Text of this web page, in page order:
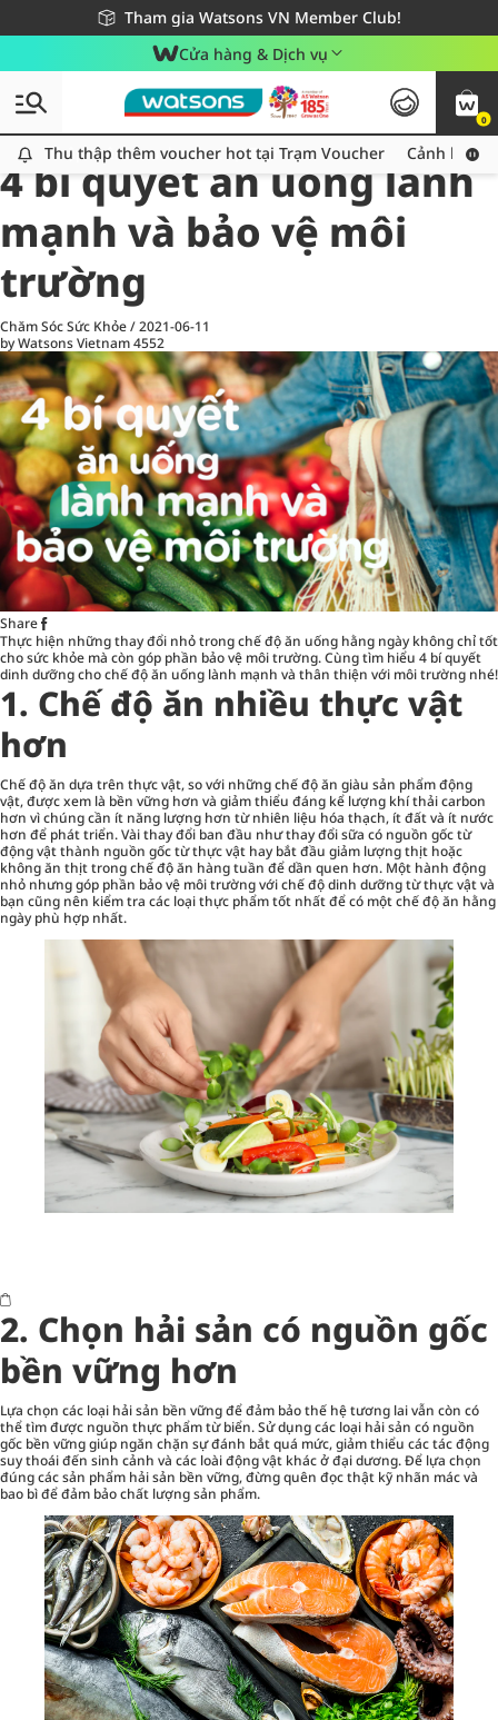
Tham gia Watsons VN Member Club!
Miễn phí giao hàng cho đơn hàng từ 249,000Đ
Giao hàng nhanh 24h - Áp dụng khu vực TP. Hồ Chí Minh
Cửa hàng & Dịch vụ
0
Thu thập thêm voucher hot tại Trạm Voucher
Thu thập thêm voucher hot tại Trạm Voucher Cảnh báo
All
Chăm Sóc Cá Nhân
4 bí quyết ăn uống lành
mạnh và bảo vệ môi
trường
Chăm Sóc Sức Khỏe/2021-06-11
by Watsons Vietnam4552
Share
Thực hiện những thay đổi nhỏ trong chế độ ăn uống hằng ngày không chỉ tốt
chosức khỏe mà còn góp phần bảo vệ môi trường. Cùng tìm hiểu 4 bí quyết
dinh dưỡng cho chế độ ăn uống lành mạnh và thân thiện với môi trường nhé!
1. Chế độ ăn nhiều thực vật
hơn
Chế độ ăn dựa trên thực vật, so với những chế độ ăn giàu sản phẩm động
vật, được xem là bền vững hơn và giảm thiểu đáng kể lượng khí thải carbon
hơn vì chúng cần ít năng lượng hơn từ nhiên liệu hóa thạch, ít đất và ít nước
hơn để phát triển. Vài thay đổi ban đầu như thay đổi sữa có nguồn gốc từ
động vật thành nguồn gốc từ thực vật hay bắt đầu giảm lượng thịt hoặc
không ăn thịt trong chế độ ăn hàng tuần để dần quen hơn. Một hành động
nhỏ nhưng góp phần bảo vệ môi trường với chế độ dinh dưỡng từ thực vật và
bạn cũng nên kiểm tra các loại thực phẩm tốt nhất để có một chế độ ăn hằng
ngày phù hợp nhất.
2. Chọn hải sản có nguồn gốc
bền vững hơn
Lựa chọn các loại hải sản bền vững để đảm bảo thế hệ tương lai vẫn còn có
thể tìm được nguồn thực phẩm từ biển. Sử dụng các loại hải sản có nguồn
gốc bền vững giúp ngăn chặn sự đánh bắt quá mức, giảm thiểu các tác động
suy thoái đến sinh cảnh và các loài động vật khác ở đại dương. Để lựa chọn
đúng các sản phẩm hải sản bền vững, đừng quên đọc thật kỹ nhãn mác và
bao bì để đảm bảo chất lượng sản phẩm.